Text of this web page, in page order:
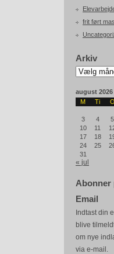
frit ført
Arkiv
Arkiv
august 2026
M
Ti O
3
4 5
10
11
17
18
24
25
31
« jul
Abonner
Email
Indtast din
blive
om nye
via e-mail.